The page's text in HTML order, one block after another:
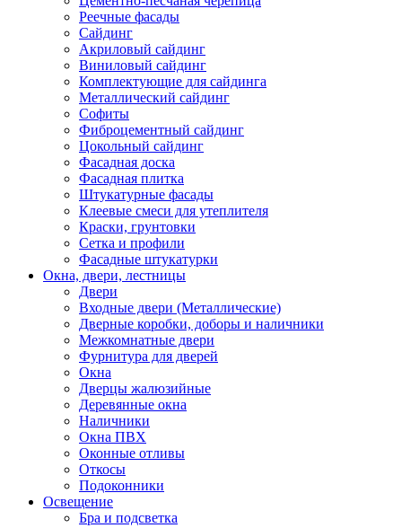
Реечные фасады
Сайдинг
Акриловый сайдинг
Виниловый сайдинг
Комплектующие для сайдинга
Металлический сайдинг
Софиты
Фиброцементный сайдинг
Цокольный сайдинг
Фасадная доска
Фасадная плитка
Штукатурные фасады
Клеевые смеси для утеплителя
Краски, грунтовки
Сетка и профили
Фасадные штукатурки
Окна, двери, лестницы
Двери
Входные двери (Металлические)
Дверные коробки, доборы и наличники
Межкомнатные двери
Фурнитура для дверей
Окна
Дверцы жалюзийные
Деревянные окна
Наличники
Окна ПВХ
Оконные отливы
Откосы
Подоконники
Освещение
Бра и подсветка